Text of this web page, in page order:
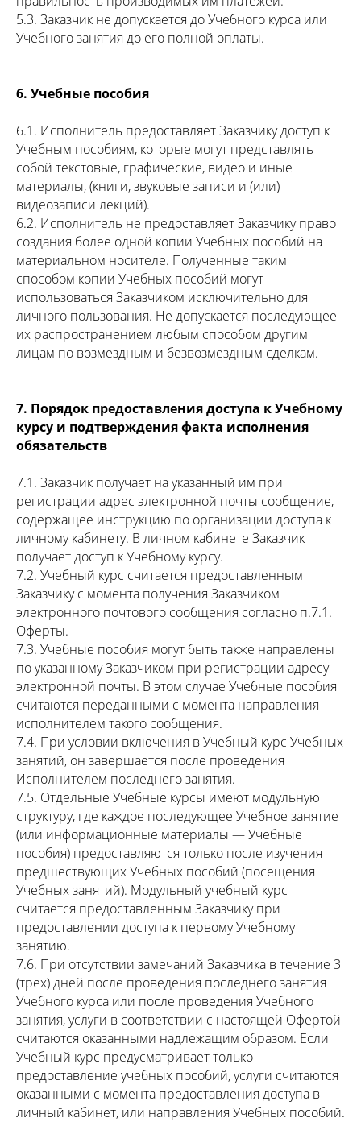
5.3. Заказчик не допускается до Учебного курса или
Учебного занятия до его полной оплаты.
6. Учебные пособия
6.1. Исполнитель предоставляет Заказчику доступ к
Учебным пособиям, которые могут представлять
собой текстовые, графические, видео и иные
материалы, (книги, звуковые записи и (или)
видеозаписи лекций).
6.2. Исполнитель не предоставляет Заказчику право
создания более одной копии Учебных пособий на
материальном носителе. Полученные таким
способом копии Учебных пособий могут
использоваться Заказчиком исключительно для
личного пользования. Не допускается последующее
их распространением любым способом другим
лицам по возмездным и безвозмездным сделкам.
7. Порядок предоставления доступа к Учебному
курсу и подтверждения факта исполнения
обязательств
7.1. Заказчик получает на указанный им при
регистрации адрес электронной почты сообщение,
содержащее инструкцию по организации доступа к
личному кабинету. В личном кабинете Заказчик
получает доступ к Учебному курсу.
7.2. Учебный курс считается предоставленным
Заказчику с момента получения Заказчиком
электронного почтового сообщения согласно п.7.1.
Оферты.
7.3. Учебные пособия могут быть также направлены
по указанному Заказчиком при регистрации адресу
электронной почты. В этом случае Учебные пособия
считаются переданными с момента направления
исполнителем такого сообщения.
7.4. При условии включения в Учебный курс Учебных
занятий, он завершается после проведения
Исполнителем последнего занятия.
7.5. Отдельные Учебные курсы имеют модульную
структуру, где каждое последующее Учебное занятие
(или информационные материалы — Учебные
пособия) предоставляются только после изучения
предшествующих Учебных пособий (посещения
Учебных занятий). Модульный учебный курс
считается предоставленным Заказчику при
предоставлении доступа к первому Учебному
занятию.
7.6. При отсутствии замечаний Заказчика в течение 3
(трех) дней после проведения последнего занятия
Учебного курса или после проведения Учебного
занятия, услуги в соответствии с настоящей Офертой
считаются оказанными надлежащим образом. Если
Учебный курс предусматривает только
предоставление учебных пособий, услуги считаются
оказанными с момента предоставления доступа в
личный кабинет, или направления Учебных пособий.